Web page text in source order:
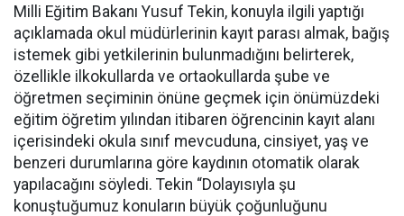
Milli Eğitim Bakanı Yusuf Tekin, konuyla ilgili yaptığı
açıklamada okul müdürlerinin kayıt parası almak, bağış
istemek gibi yetkilerinin bulunmadığını belirterek,
özellikle ilkokullarda ve ortaokullarda şube ve
öğretmen seçiminin önüne geçmek için önümüzdeki
eğitim öğretim yılından itibaren öğrencinin kayıt alanı
içerisindeki okula sınıf mevcuduna, cinsiyet, yaş ve
benzeri durumlarına göre kaydının otomatik olarak
yapılacağını söyledi. Tekin “Dolayısıyla şu
konuştuğumuz konuların büyük çoğunluğunu